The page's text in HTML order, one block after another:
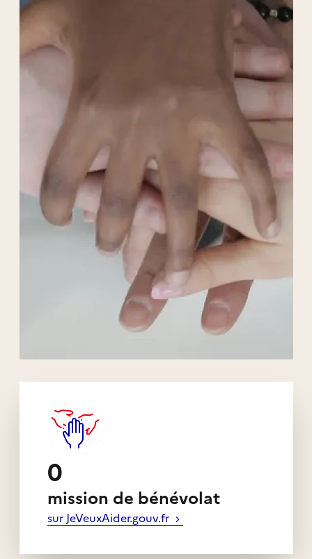
0
mission de bénévolat
sur JeVeuxAider.gouv.fr